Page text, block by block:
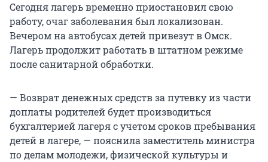
Сегодня лагерь временно приостановил свою
работу, очаг заболевания был локализован.
Вечером на автобусах детей привезут в Омск.
Лагерь продолжит работать в штатном режиме
после санитарной обработки.
— Возврат денежных средств за путевку из части
доплаты родителей будет производиться
бухгалтерией лагеря с учетом сроков пребывания
детей в лагере, — пояснила заместитель министра
по делам молодежи, физической культуры и